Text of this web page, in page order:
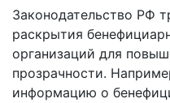
Законодательство РФ
раскрытия
организаций для
прозрачности.
информацию о